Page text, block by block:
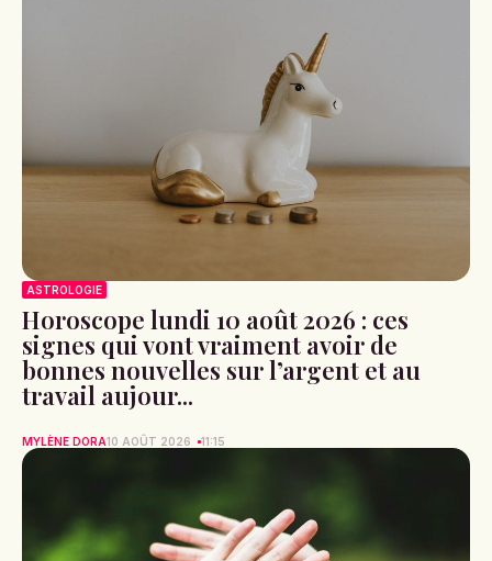
ASTROLOGIE
Horoscope lundi 10 août 2026 : ces
signes qui vont vraiment avoir de
bonnes nouvelles sur l’argent et au
travail aujour...
MYLÈNE DORA10 AOÛT 2026 11:15